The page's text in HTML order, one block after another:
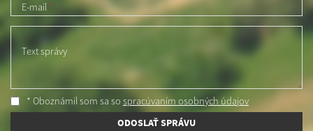
E-mail *
Text správy
* Oboznámil som sa so spracúvaním osobných údajov
ODOSLAŤ SPRÁVU